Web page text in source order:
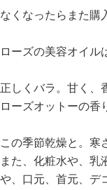
なくなったらまた購
ローズの美容オイル
正しくバラ。甘く、
ローズオットーの香
この季節乾燥と。寒
また、化粧水や、乳
や、口元、首元、デ